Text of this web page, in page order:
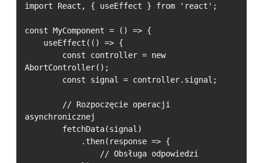
import React, { useEffect } from 'react';
const MyComponent = () => {
AbortController();
asynchronicznej